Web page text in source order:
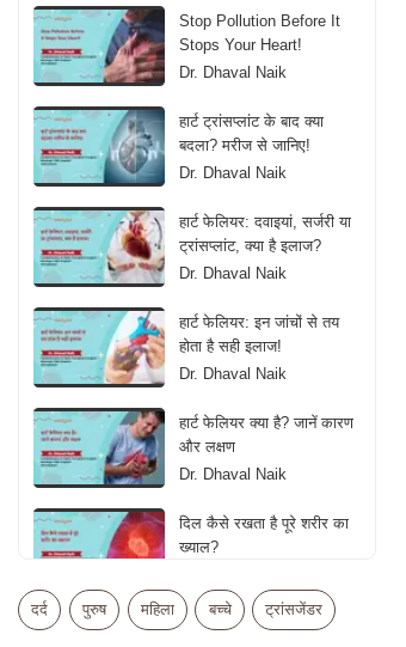
Stop Pollution Before It
Stops Your Heart!
Dr. Dhaval Naik
हार्ट ट्रांसप्लांट के बाद क्या
बदला? मरीज से जानिए!
Dr. Dhaval Naik
हार्ट फेलियर: दवाइयां, सर्जरी या
ट्रांसप्लांट, क्या है इलाज?
Dr. Dhaval Naik
हार्ट फेलियर: इन जांचों से तय
होता है सही इलाज!
Dr. Dhaval Naik
हार्ट फेलियर क्या है? जानें कारण
और लक्षण
Dr. Dhaval Naik
दिल कैसे रखता है पूरे शरीर का
ख्याल?
क्या ज्यादा एक्सरसाइज बन
दर्द पुरुष महिला बच्चे ट्रांसजेंडर